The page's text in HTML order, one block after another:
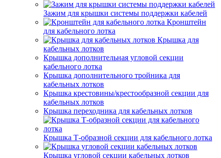
Зажим для крышки системы поддержки кабелей
Кронштейн
для кабельного лотка
Крышка для
кабельных лотков
Крышка дополнительная угловой секции
кабельного лотка
Крышка дополнительного тройника для
кабельных лотков
Крышка крестовины/крестообразной секции для
кабельных лотков
Крышка переходника для кабельных лотков
Крышка Т-образной секции для кабельного лотка
Крышка угловой секции кабельных лотков